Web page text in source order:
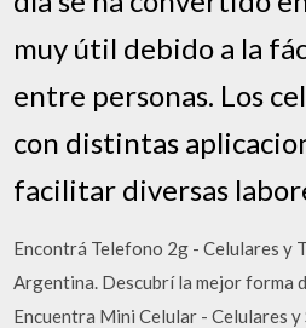
muy útil debido a la
entre personas. Los
con distintas
facilitar diversas
Encontrá Telefono 2g - Celulares y
Argentina. Descubrí la mejor forma
Encuentra Mini Celular - Celulares